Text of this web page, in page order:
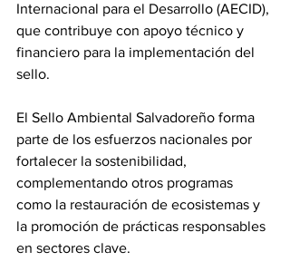
Internacional para el Desarrollo (AECID),
que contribuye con apoyo técnico y
financiero para la implementación del
sello.
El Sello Ambiental Salvadoreño forma
parte de los esfuerzos nacionales por
fortalecer la sostenibilidad,
complementando otros programas
como la restauración de ecosistemas y
la promoción de prácticas responsables
en sectores clave.